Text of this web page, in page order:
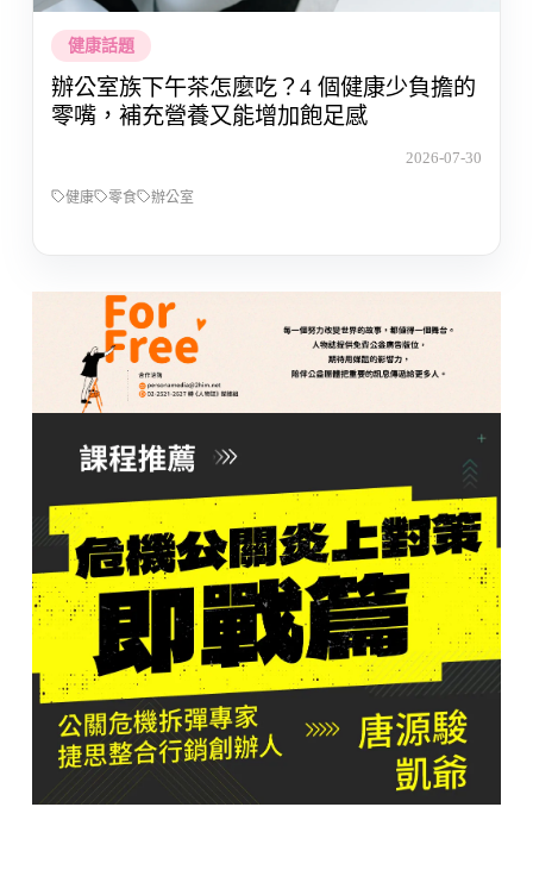
健康話題
辦公室族下午茶怎麼吃？4 個健康少負擔的
零嘴，補充營養又能增加飽足感
2026-07-30
健康 零食 辦公室